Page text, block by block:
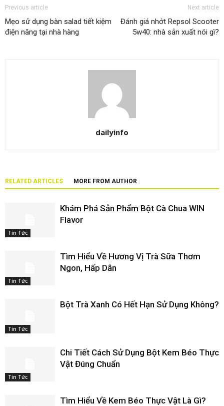
Previous article
Mẹo sử dụng bàn salad tiết kiệm
điện năng tại nhà hàng
Next article
Đánh giá nhớt Repsol Scooter
5w40: nhà sản xuất nói gì?
dailyinfo
RELATED ARTICLES MORE FROM AUTHOR
Tin Tức
Khám Phá Sản Phẩm Bột Cà Chua WIN
Flavor
Tin Tức
Tìm Hiểu Về Hương Vị Trà Sữa Thơm
Ngon, Hấp Dẫn
Tin Tức
Bột Trà Xanh Có Hết Hạn Sử Dụng Không?
Tin Tức
Chi Tiết Cách Sử Dụng Bột Kem Béo Thực
Vật Đúng Chuẩn
Tìm Hiểu Về Kem Béo Thực Vật Là Gì?